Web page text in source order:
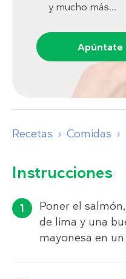
y mucho más...
Apúntate
Recetas Comidas
Instrucciones
Poner el
de lima y una
mayonesa en